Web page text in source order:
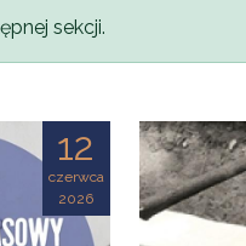
sekcji.
12
czerwca
2026